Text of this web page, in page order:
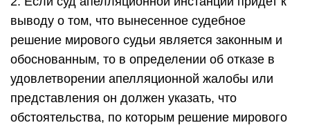
выводу о том, что вынесенное судебное
решение мирового судьи является законным и
обоснованным, то в определении об отказе в
удовлетворении апелляционной жалобы или
представления он должен указать, что
обстоятельства, по которым решение мирового